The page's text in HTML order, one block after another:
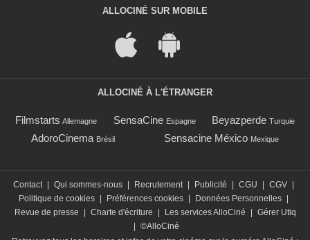
ALLOCINÉ SUR MOBILE
ALLOCINÉ À L'ÉTRANGER
Filmstarts Allemagne SensaCine Espagne Beyazperde Turquie
AdoroCinema Brésil Sensacine México Mexique
Contact | Qui sommes-nous | Recrutement | Publicité | CGU | CGV |
Politique de cookies | Préférences cookies | Données Personnelles |
Revue de presse
| Charte d'écriture | Les services AlloCiné | Gérer Utiq
| ©AlloCiné